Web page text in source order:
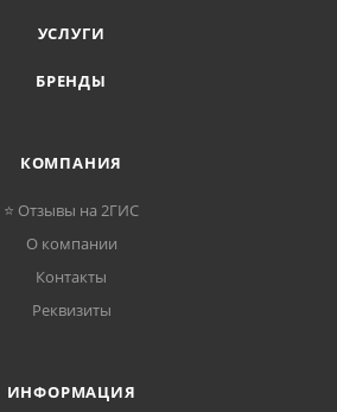
УСЛУГИ
БРЕНДЫ
КОМПАНИЯ
⭐ Отзывы на 2ГИС
О компании
Контакты
Реквизиты
ИНФОРМАЦИЯ